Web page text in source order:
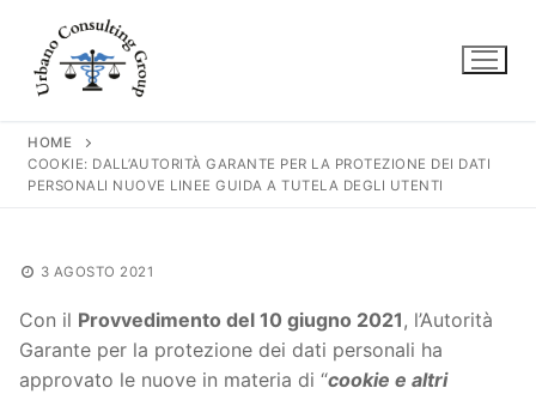
contenuto
HOME
COOKIE: DALL’AUTORITÀ GARANTE PER LA PROTEZIONE DEI DATI
PERSONALI NUOVE LINEE GUIDA A TUTELA DEGLI UTENTI
3 AGOSTO 2021
Con il Provvedimento del 10 giugno 2021, l’Autorità
Garante per la protezione dei dati personali ha
approvato le nuove in materia di “cookie e altri